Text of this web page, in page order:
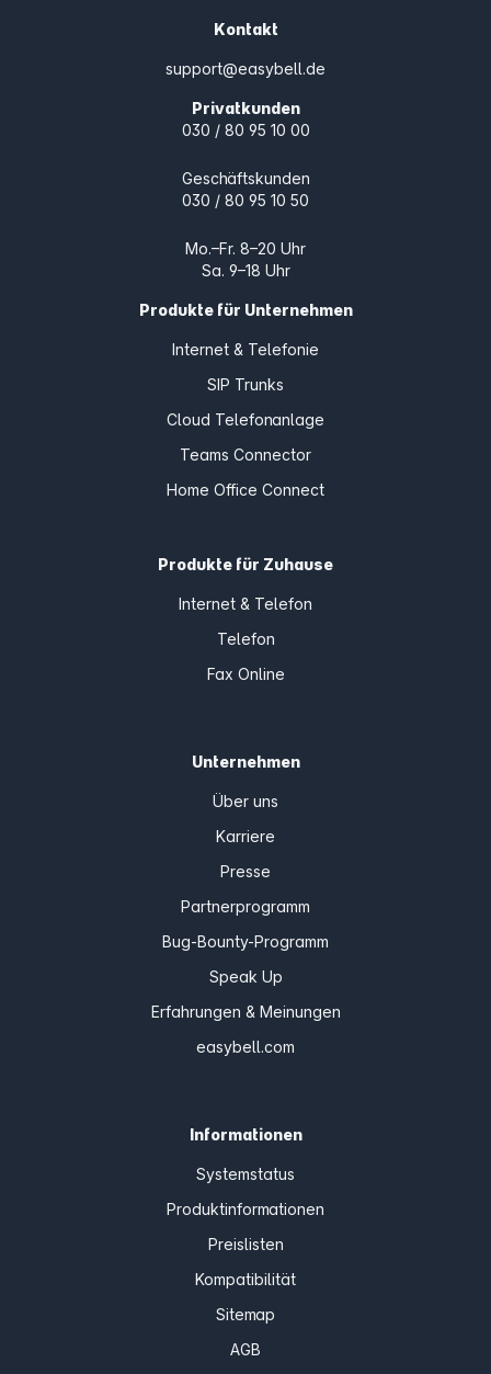
Kontakt
support@easybell.de
Privatkunden
030 / 80 95 10 00
Geschäftskunden
030 / 80 95 10 50
Mo.–Fr. 8–20 Uhr
Sa. 9–18 Uhr
Produkte für Unternehmen
Internet & Telefonie
SIP Trunks
Cloud Telefonanlage
Teams Connector
Home Office Connect
Produkte für Zuhause
Internet & Telefon
Telefon
Fax Online
Unternehmen
Über uns
Karriere
Presse
Partnerprogramm
Bug-Bounty-Programm
Speak Up
Erfahrungen & Meinungen
easybell.com
Informationen
Systemstatus
Produktinformationen
Preislisten
Kompatibilität
Sitemap
AGB